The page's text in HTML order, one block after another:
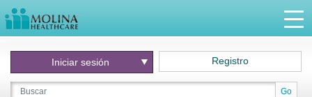
Go
Iniciar sesión Registro